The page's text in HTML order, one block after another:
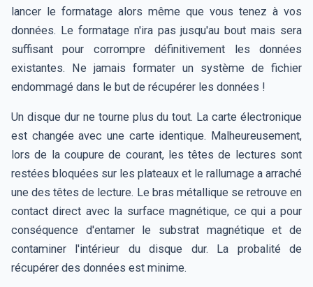
lancer le formatage alors même que vous tenez à vos
données. Le formatage n'ira pas jusqu'au bout mais sera
suffisant pour corrompre définitivement les données
existantes. Ne jamais formater un système de fichier
endommagé dans le but de récupérer les données !
Un disque dur ne tourne plus du tout. La carte électronique
est changée avec une carte identique. Malheureusement,
lors de la coupure de courant, les têtes de lectures sont
restées bloquées sur les plateaux et le rallumage a arraché
une des têtes de lecture. Le bras métallique se retrouve en
contact direct avec la surface magnétique, ce qui a pour
conséquence d'entamer le substrat magnétique et de
contaminer l'intérieur du disque dur. La probalité de
récupérer des données est minime.